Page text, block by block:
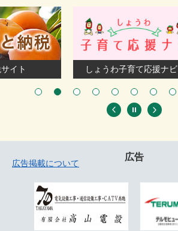
イト しょうわ子育て応援ナビ
広告
広告掲載について